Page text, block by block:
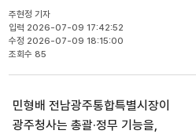
주현정 기자
입력 2026-07-09 17:42:52
수정 2026-07-09 18:15:00
조회수 85
민형배 전남광주통합특별시장이
광주청사는 총괄·정무 기능을,